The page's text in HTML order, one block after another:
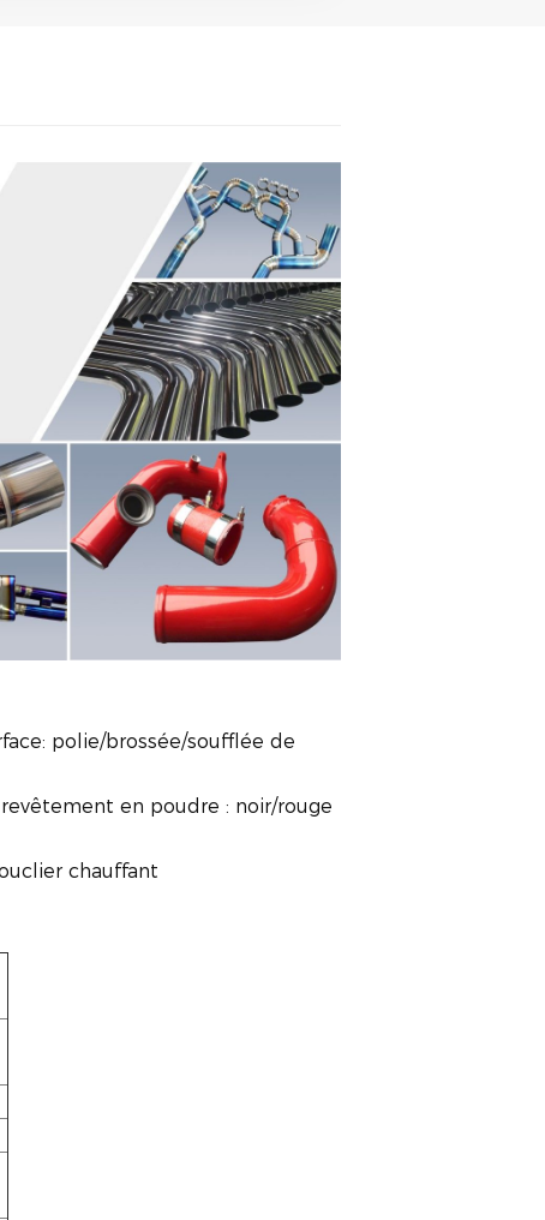
polie/brossée/soufflée de
en poudre : noir/rouge
chauffant